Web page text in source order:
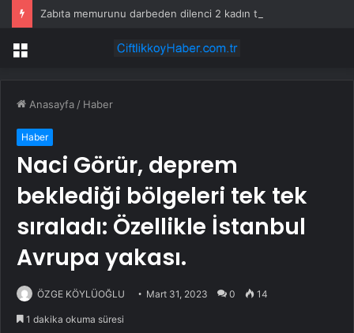
Zabıta memurunu darbeden dilenci 2 kadın tutuklandı
Menü
Anasayfa / Haber
Haber
Naci Görür, deprem
beklediği bölgeleri tek tek
sıraladı: Özellikle İstanbul
Avrupa yakası.
ÖZGE KÖYLÜOĞLU Mart 31, 2023 0 14
1 dakika okuma süresi